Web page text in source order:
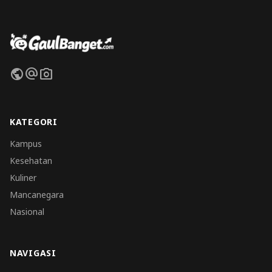
publicalternate_emailphoto_camera
KATEGORI
Kampus
Kesehatan
Kuliner
Mancanegara
Nasional
NAVIGASI